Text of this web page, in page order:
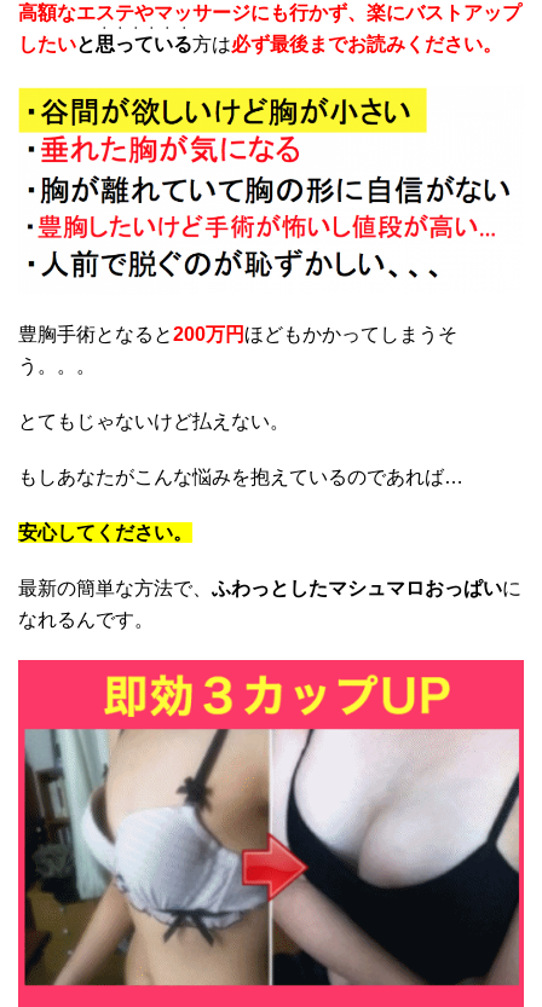
高額なエステやマッサージにも行かず、楽にバストアップ
したいと思っている
・・・・・・
方は必ず最後までお読みください。
豊胸手術となると200万円 ほどもかかってしまうそ
う。。。
とてもじゃないけど払えない。
もしあなたがこんな悩みを抱えているのであれば…
安心してください。
最新の簡単な方法で、 ふわっとしたマシュマロおっぱいに
なれるんです。